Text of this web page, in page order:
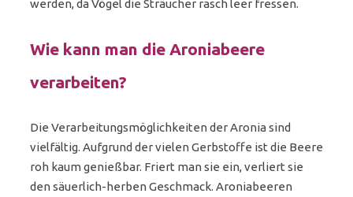
werden, da Vögel die Sträucher rasch leer fressen.
Wie kann man die Aroniabeere
verarbeiten?
Die Verarbeitungsmöglichkeiten der Aronia sind
vielfältig. Aufgrund der vielen Gerbstoffe ist die Beere
roh kaum genießbar. Friert man sie ein, verliert sie
den säuerlich-herben Geschmack. Aroniabeeren